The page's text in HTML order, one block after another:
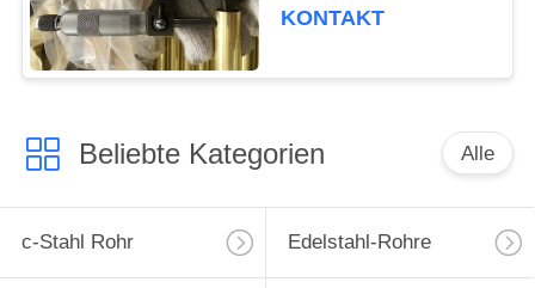
KONTAKT
Beliebte Kategorien Alle
c-Stahl Rohr Edelstahl-Rohre